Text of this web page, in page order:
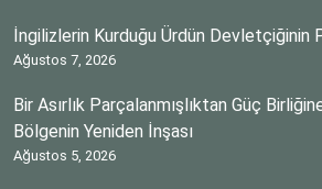
İngilizlerin Kurduğu Ürdün Devletçiğinin
Ağustos 7, 2026
Bir Asırlık Parçalanmışlıktan Güç
Bölgenin Yeniden İnşası
Ağustos 5, 2026